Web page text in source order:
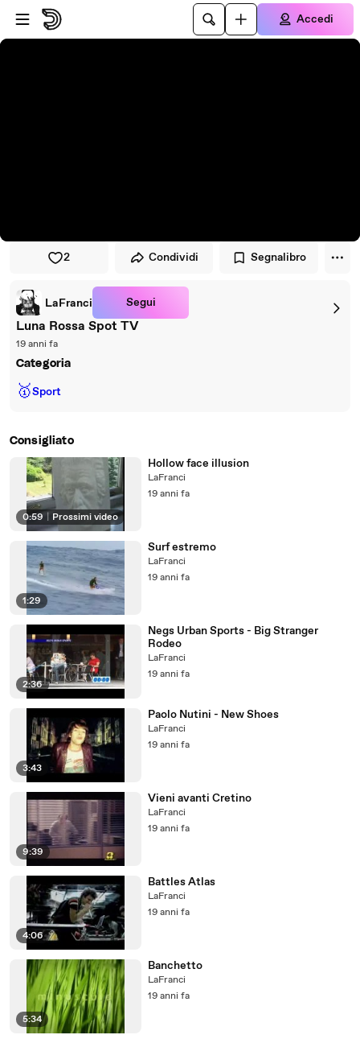
Vai al lettore
Passa al contenuto principale
Accedi
2 Condividi Segnalibro
LaFranci Segui
Luna Rossa Spot TV
19 anni fa
Categoria
🥇Sport
Consigliato
0:59 Prossimi video
Hollow face illusion
LaFranci
19 anni fa
1:29
Surf estremo
LaFranci
19 anni fa
2:36
Negs Urban Sports - Big Stranger
Rodeo
LaFranci
19 anni fa
3:43
Paolo Nutini - New Shoes
LaFranci
19 anni fa
9:39
Vieni avanti Cretino
LaFranci
19 anni fa
4:06
Battles Atlas
LaFranci
19 anni fa
5:34
Banchetto
LaFranci
19 anni fa